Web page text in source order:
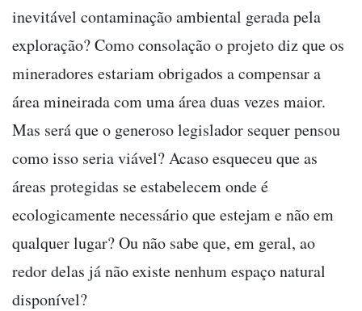
inevitável contaminação ambiental gerada pela
exploração? Como consolação o projeto diz que os
mineradores estariam obrigados a compensar a
área mineirada com uma área duas vezes maior.
Mas será que o generoso legislador sequer pensou
como isso seria viável? Acaso esqueceu que as
áreas protegidas se estabelecem onde é
ecologicamente necessário que estejam e não em
qualquer lugar? Ou não sabe que, em geral, ao
redor delas já não existe nenhum espaço natural
disponível?